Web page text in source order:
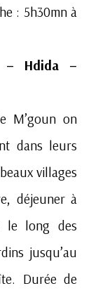
: 5h30mn à
– Hdida –
M’goun on
dans leurs
villages
déjeuner à
le long des
jusqu’au
Durée de